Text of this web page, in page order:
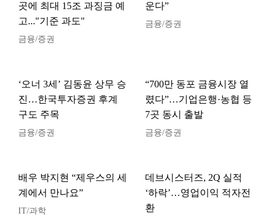
곳에 최대 15조 과징금 예
고..."기준 과도"
금융/증권
운다”
금융/증권
‘오너 3세’ 김동윤 상무 승
진…한국투자증권 후계
구도 주목
금융/증권
“700만 동포 금융시장 열
렸다”…기업은행·농협 등
7곳 동시 출발
금융/증권
배우 박지현 “제우스의 세
계에서 만나요”
IT/과학
데브시스터즈, 2Q 실적
‘하락’…영업이익 적자전
환